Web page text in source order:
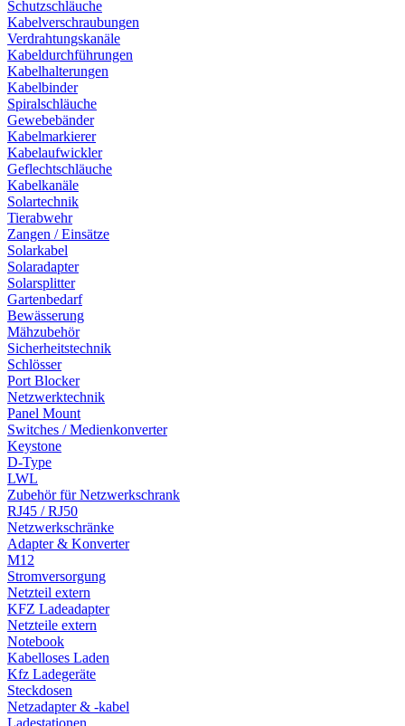
Schutzschläuche
Kabelverschraubungen
Verdrahtungskanäle
Kabeldurchführungen
Kabelhalterungen
Kabelbinder
Spiralschläuche
Gewebebänder
Kabelmarkierer
Kabelaufwickler
Geflechtschläuche
Kabelkanäle
Solartechnik
Tierabwehr
Zangen / Einsätze
Solarkabel
Solaradapter
Solarsplitter
Gartenbedarf
Bewässerung
Mähzubehör
Sicherheitstechnik
Schlösser
Port Blocker
Netzwerktechnik
Panel Mount
Switches / Medienkonverter
Keystone
D-Type
LWL
Zubehör für Netzwerkschrank
RJ45 / RJ50
Netzwerkschränke
Adapter & Konverter
M12
Stromversorgung
Netzteil extern
KFZ Ladeadapter
Netzteile extern
Notebook
Kabelloses Laden
Kfz Ladegeräte
Steckdosen
Netzadapter & -kabel